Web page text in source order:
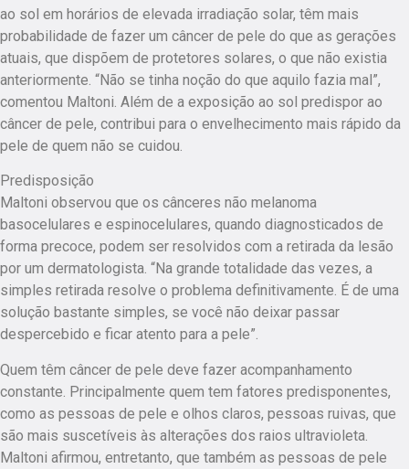
ao sol em horários de elevada irradiação solar, têm mais
probabilidade de fazer um câncer de pele do que as gerações
atuais, que dispõem de protetores solares, o que não existia
anteriormente. “Não se tinha noção do que aquilo fazia mal”,
comentou Maltoni. Além de a exposição ao sol predispor ao
câncer de pele, contribui para o envelhecimento mais rápido da
pele de quem não se cuidou.
Predisposição
Maltoni observou que os cânceres não melanoma
basocelulares e espinocelulares, quando diagnosticados de
forma precoce, podem ser resolvidos com a retirada da lesão
por um dermatologista. “Na grande totalidade das vezes, a
simples retirada resolve o problema definitivamente. É de uma
solução bastante simples, se você não deixar passar
despercebido e ficar atento para a pele”.
Quem têm câncer de pele deve fazer acompanhamento
constante. Principalmente quem tem fatores predisponentes,
como as pessoas de pele e olhos claros, pessoas ruivas, que
são mais suscetíveis às alterações dos raios ultravioleta.
Maltoni afirmou, entretanto, que também as pessoas de pele